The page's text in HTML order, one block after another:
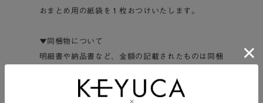
おまとめ用の紙袋を１枚おつけいたします。
▼同梱物について
明細書や納品書など、金額の記載されたものは同梱
ギフトとしてご利用の場合も、安心してご注文くだ